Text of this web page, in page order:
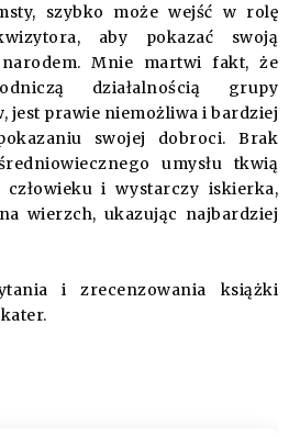
szybko może wejść w rolę
aby pokazać swoją
Mnie martwi fakt, że
działalnością grupy
jest prawie niemożliwa i bardziej
swojej dobroci. Brak
umysłu tkwią
i wystarczy iskierka,
wierzch, ukazując najbardziej
i zrecenzowania książki
.